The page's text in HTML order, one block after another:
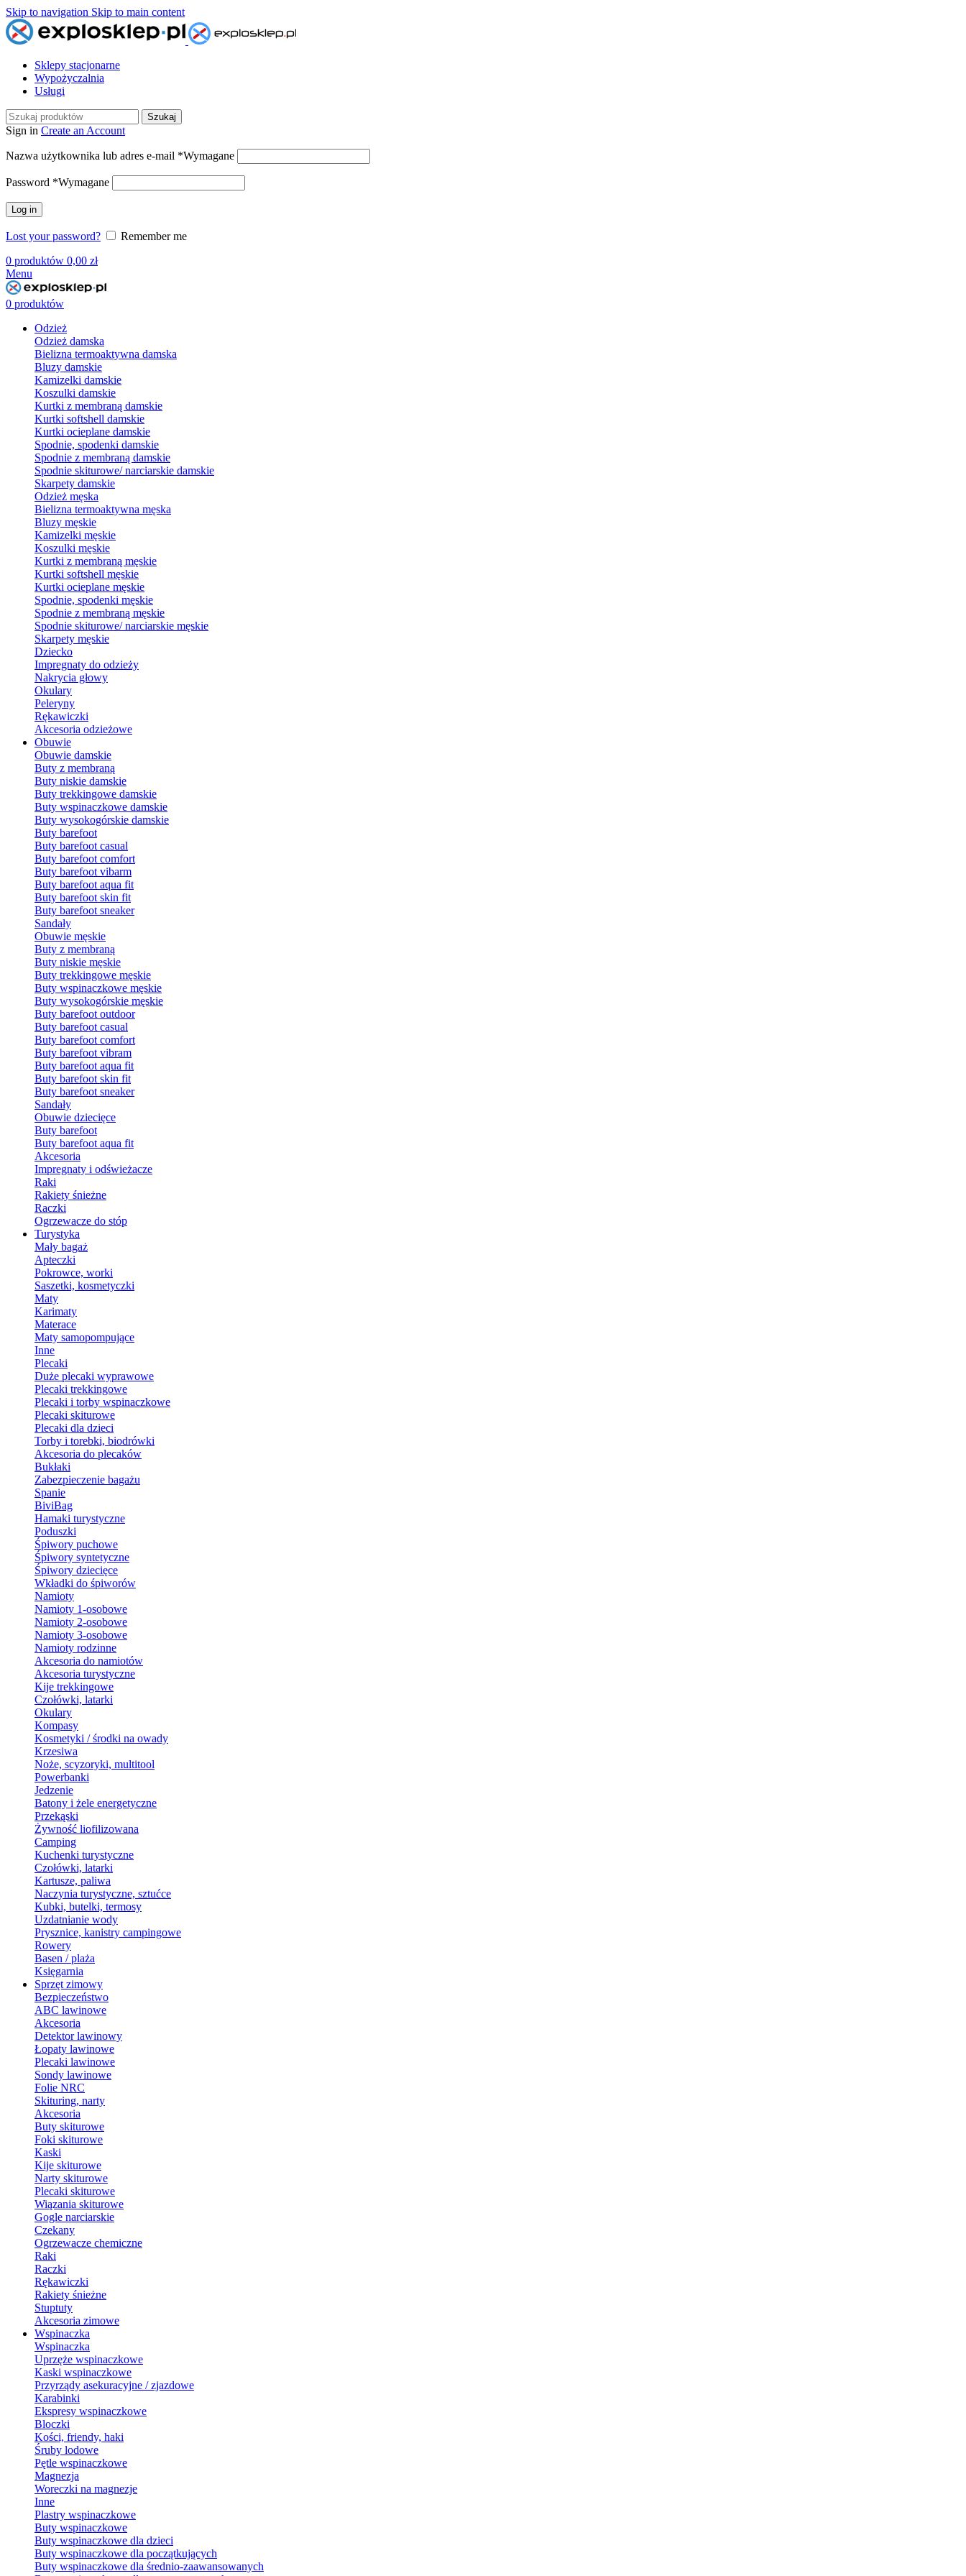
Skip to navigation Skip to main content
Sklepy stacjonarne
Wypożyczalnia
Usługi
Szukaj
Sign in Create an Account
Nazwa użytkownika lub adres e-mail *Wymagane
Password *Wymagane
Log in
Lost your password?
Remember me
0 produktów 0,00 zł
Menu
0 produktów
Odzież
Odzież damska
Bielizna termoaktywna damska
Bluzy damskie
Kamizelki damskie
Koszulki damskie
Kurtki z membraną damskie
Kurtki softshell damskie
Kurtki ocieplane damskie
Spodnie, spodenki damskie
Spodnie z membraną damskie
Spodnie skiturowe/ narciarskie damskie
Skarpety damskie
Odzież męska
Bielizna termoaktywna męska
Bluzy męskie
Kamizelki męskie
Koszulki męskie
Kurtki z membraną męskie
Kurtki softshell męskie
Kurtki ocieplane męskie
Spodnie, spodenki męskie
Spodnie z membraną męskie
Spodnie skiturowe/ narciarskie męskie
Skarpety męskie
Dziecko
Impregnaty do odzieży
Nakrycia głowy
Okulary
Peleryny
Rękawiczki
Akcesoria odzieżowe
Obuwie
Obuwie damskie
Buty z membraną
Buty niskie damskie
Buty trekkingowe damskie
Buty wspinaczkowe damskie
Buty wysokogórskie damskie
Buty barefoot
Buty barefoot casual
Buty barefoot comfort
Buty barefoot vibarm
Buty barefoot aqua fit
Buty barefoot skin fit
Buty barefoot sneaker
Sandały
Obuwie męskie
Buty z membraną
Buty niskie męskie
Buty trekkingowe męskie
Buty wspinaczkowe męskie
Buty wysokogórskie męskie
Buty barefoot outdoor
Buty barefoot casual
Buty barefoot comfort
Buty barefoot vibram
Buty barefoot aqua fit
Buty barefoot skin fit
Buty barefoot sneaker
Sandały
Obuwie dziecięce
Buty barefoot
Buty barefoot aqua fit
Akcesoria
Impregnaty i odświeżacze
Raki
Rakiety śnieżne
Raczki
Ogrzewacze do stóp
Turystyka
Mały bagaż
Apteczki
Pokrowce, worki
Saszetki, kosmetyczki
Maty
Karimaty
Materace
Maty samopompujące
Inne
Plecaki
Duże plecaki wyprawowe
Plecaki trekkingowe
Plecaki i torby wspinaczkowe
Plecaki skiturowe
Plecaki dla dzieci
Torby i torebki, biodrówki
Akcesoria do plecaków
Bukłaki
Zabezpieczenie bagażu
Spanie
BiviBag
Hamaki turystyczne
Poduszki
Śpiwory puchowe
Śpiwory syntetyczne
Śpiwory dziecięce
Wkładki do śpiworów
Namioty
Namioty 1-osobowe
Namioty 2-osobowe
Namioty 3-osobowe
Namioty rodzinne
Akcesoria do namiotów
Akcesoria turystyczne
Kije trekkingowe
Czołówki, latarki
Okulary
Kompasy
Kosmetyki / środki na owady
Krzesiwa
Noże, scyzoryki, multitool
Powerbanki
Jedzenie
Batony i żele energetyczne
Przekąski
Żywność liofilizowana
Camping
Kuchenki turystyczne
Czołówki, latarki
Kartusze, paliwa
Naczynia turystyczne, sztućce
Kubki, butelki, termosy
Uzdatnianie wody
Prysznice, kanistry campingowe
Rowery
Basen / plaża
Księgarnia
Sprzęt zimowy
Bezpieczeństwo
ABC lawinowe
Akcesoria
Detektor lawinowy
Łopaty lawinowe
Plecaki lawinowe
Sondy lawinowe
Folie NRC
Skituring, narty
Akcesoria
Buty skiturowe
Foki skiturowe
Kaski
Kije skiturowe
Narty skiturowe
Plecaki skiturowe
Wiązania skiturowe
Gogle narciarskie
Czekany
Ogrzewacze chemiczne
Raki
Raczki
Rękawiczki
Rakiety śnieżne
Stuptuty
Akcesoria zimowe
Wspinaczka
Wspinaczka
Uprzęże wspinaczkowe
Kaski wspinaczkowe
Przyrządy asekuracyjne / zjazdowe
Karabinki
Ekspresy wspinaczkowe
Bloczki
Kości, friendy, haki
Śruby lodowe
Pętle wspinaczkowe
Magnezja
Woreczki na magnezje
Inne
Plastry wspinaczkowe
Buty wspinaczkowe
Buty wspinaczkowe dla dzieci
Buty wspinaczkowe dla początkujących
Buty wspinaczkowe dla średnio-zaawansowanych